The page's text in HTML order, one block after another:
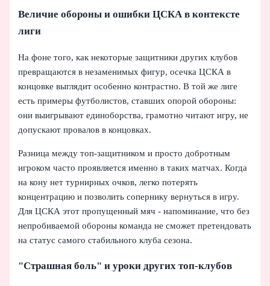
Величие обороны и ошибки ЦСКА в контексте
лиги
На фоне того, как некоторые защитники других клубов
превращаются в незаменимых фигур, осечка ЦСКА в
концовке выглядит особенно контрастно. В той же лиге
есть примеры футболистов, ставших опорой обороны:
они выигрывают единоборства, грамотно читают игру, не
допускают провалов в концовках.
Разница между топ-защитником и просто добротным
игроком часто проявляется именно в таких матчах. Когда
на кону нет турнирных очков, легко потерять
концентрацию и позволить сопернику вернуться в игру.
Для ЦСКА этот пропущенный мяч - напоминание, что без
непробиваемой обороны команда не сможет претендовать
на статус самого стабильного клуба сезона.
"Страшная боль" и уроки других топ-клубов